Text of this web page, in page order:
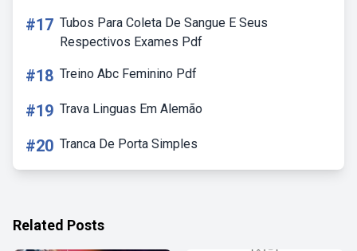
#17 Tubos Para Coleta De Sangue E Seus
Respectivos Exames Pdf
#18 Treino Abc Feminino Pdf
#19 Trava Linguas Em Alemão
#20 Tranca De Porta Simples
Related Posts